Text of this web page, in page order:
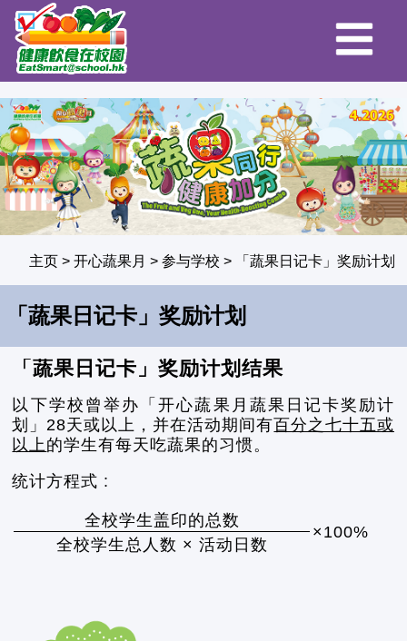
主页> 开心蔬果月 > 参与学校 > 「蔬果日记卡」奖励计划
「蔬果日记卡」奖励计划
「蔬果日记卡」奖励计划结果
以下学校曾举办「开心蔬果月蔬果日记卡奖励计
划」28天或以上，并在活动期间有百分之七十五或
以上的学生有每天吃蔬果的习惯。
统计方程式 :
全校学生盖印的总数
×100%
全校学生总人数 × 活动日数